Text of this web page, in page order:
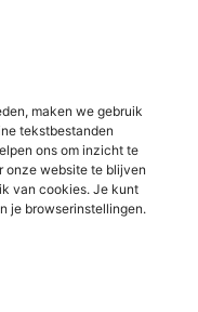
maken we gebruik
tekstbestanden
ons om inzicht te
onze website te blijven
van cookies. Je kunt
je browserinstellingen.